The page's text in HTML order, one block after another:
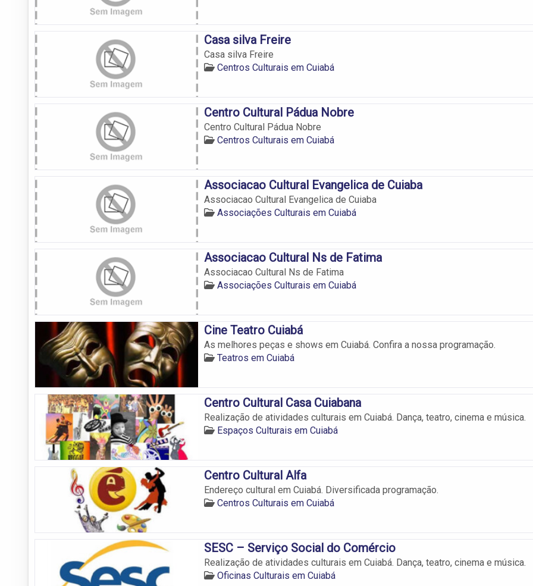
Casa silva Freire
Casa silva Freire
Centros Culturais em Cuiabá
Centro Cultural Pádua Nobre
Centro Cultural Pádua Nobre
Centros Culturais em Cuiabá
Associacao Cultural Evangelica de Cuiaba
Associacao Cultural Evangelica de Cuiaba
Associações Culturais em Cuiabá
Associacao Cultural Ns de Fatima
Associacao Cultural Ns de Fatima
Associações Culturais em Cuiabá
Cine Teatro Cuiabá
As melhores peças e shows em Cuiabá. Confira a nossa programação.
Teatros em Cuiabá
Centro Cultural Casa Cuiabana
Realização de atividades culturais em Cuiabá. Dança, teatro, cinema e música.
Espaços Culturais em Cuiabá
Centro Cultural Alfa
Endereço cultural em Cuiabá. Diversificada programação.
Centros Culturais em Cuiabá
SESC – Serviço Social do Comércio
Realização de atividades culturais em Cuiabá. Dança, teatro, cinema e música.
Oficinas Culturais em Cuiabá